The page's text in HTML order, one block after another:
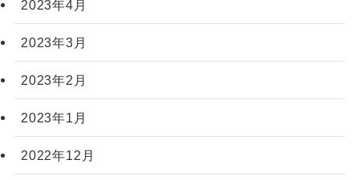
2023年4月
2023年3月
2023年2月
2023年1月
2022年12月